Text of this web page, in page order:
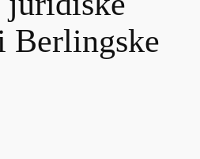
Berlingske